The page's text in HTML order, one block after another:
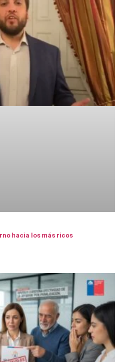
hacia los más ricos